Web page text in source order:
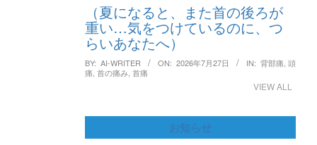
（夏になると、また首の後ろが
重い…気をつけているのに、つ
らいあなたへ）
BY: AI-WRITER ON: 2026年7月27日 IN: 背部痛 頭
痛 首の痛み, 首痛
VIEW ALL
お知らせ